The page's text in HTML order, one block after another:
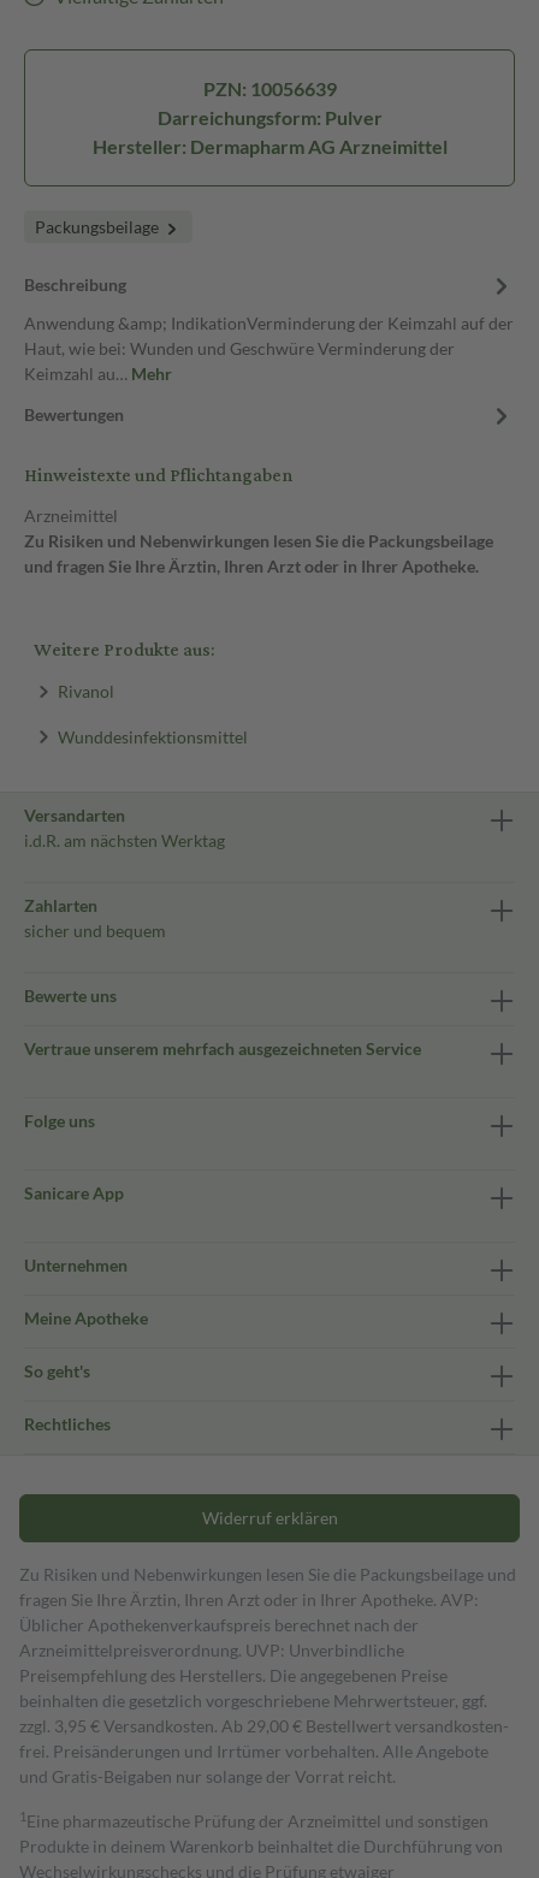
PZN: 10056639
Darreichungsform: Pulver
Hersteller: Dermapharm AG Arzneimittel
Packungsbeilage
Beschreibung
Anwendung &amp; IndikationVerminderung der Keimzahl auf der
Haut, wie bei: Wunden und Geschwüre Verminderung der
Keimzahl au… Mehr
Bewertungen
Hinweistexte und Pflichtangaben
Arzneimittel
Zu Risiken und Nebenwirkungen lesen Sie die Packungsbeilage
und fragen Sie Ihre Ärztin, Ihren Arzt oder in Ihrer Apotheke.
Weitere Produkte aus:
Rivanol
Wunddesinfektionsmittel
Versandarten
i.d.R. am nächsten Werktag
Zahlarten
sicher und bequem
Bewerte uns
Vertraue unserem mehrfach ausgezeichneten Service
Folge uns
Sanicare App
Unternehmen
Meine Apotheke
So geht's
Rechtliches
Widerruf erklären
Zu Risiken und Nebenwirkungen lesen Sie die Packungsbeilage und
fragen Sie Ihre Ärztin, Ihren Arzt oder in Ihrer Apotheke. AVP:
Üblicher Apothekenverkaufspreis berechnet nach der
Arzneimittelpreisverordnung. UVP: Unverbindliche
Preisempfehlung des Herstellers. Die angegebenen Preise
beinhalten die gesetzlich vorgeschriebene Mehrwertsteuer, ggf.
zzgl. 3,95 € Versandkosten. Ab 29,00 € Bestell­wert versand­kosten­
frei. Preisänderungen und Irrtümer vorbehalten. Alle Angebote
und Gratis-Beigaben nur solange der Vorrat reicht.
1 Eine pharmazeutische Prüfung der Arzneimittel und sonstigen
Produkte in deinem Warenkorb beinhaltet die Durchführung von
Wechselwirkungschecks und die Prüfung etwaiger